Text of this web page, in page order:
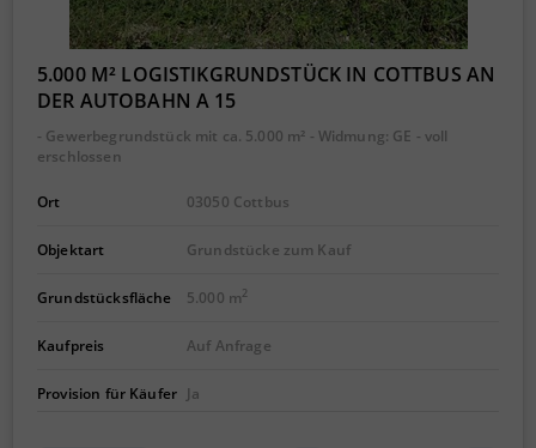
5.000 M² LOGISTIKGRUNDSTÜCK IN COTTBUS AN
DER AUTOBAHN A 15
- Gewerbegrundstück mit ca. 5.000 m² - Widmung: GE - voll
erschlossen
Ort 03050 Cottbus
Objektart Grundstücke zum Kauf
Grundstücksfläche 5.000 m2
Kaufpreis Auf Anfrage
Provision für Käufer Ja